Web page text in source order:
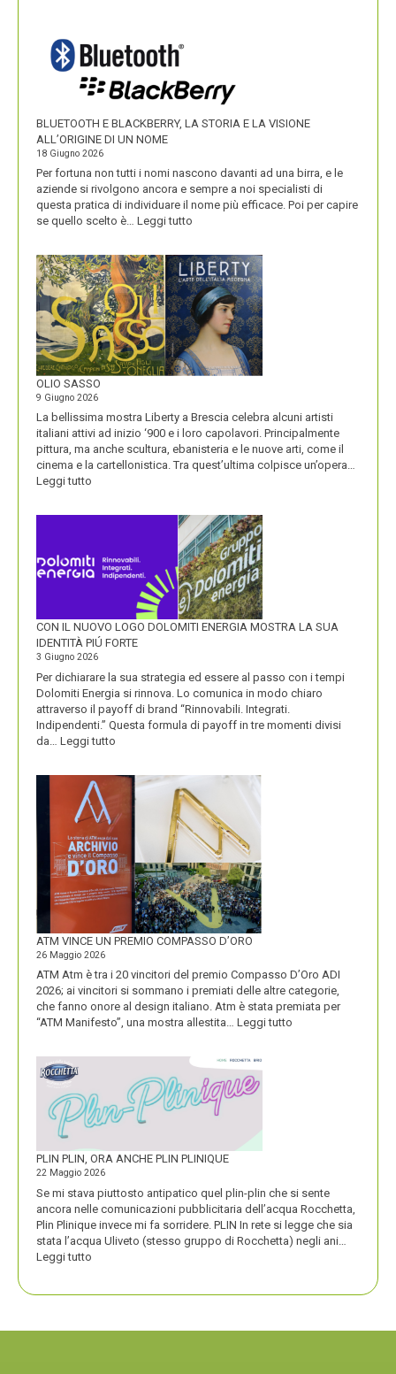
NOMI
DEI
SUOI
PRODOTTI
BLUETOOTH E BLACKBERRY, LA STORIA E LA VISIONE
ALL’ORIGINE DI UN NOME
18 Giugno 2026
Per fortuna non tutti i nomi nascono davanti ad una birra, e le
aziende si rivolgono ancora e sempre a noi specialisti di
questa pratica di individuare il nome più efficace. Poi per capire
se quello scelto è… Leggi tutto
E
BLACKBERRY,
LA
STORIA
E
LA
VISIONE
ALL’ORIGINE
DI
NOME
OLIO SASSO
9 Giugno 2026
La bellissima mostra Liberty a Brescia celebra alcuni artisti
italiani attivi ad inizio ‘900 e i loro capolavori. Principalmente
pittura, ma anche scultura, ebanisteria e le nuove arti, come il
cinema e la cartellonistica. Tra quest’ultima colpisce un’opera…
Leggi tutto
SASSO
CON IL NUOVO LOGO DOLOMITI ENERGIA MOSTRA LA SUA
IDENTITÀ PIÚ FORTE
3 Giugno 2026
Per dichiarare la sua strategia ed essere al passo con i tempi
Dolomiti Energia si rinnova. Lo comunica in modo chiaro
attraverso il payoff di brand “Rinnovabili. Integrati.
Indipendenti.” Questa formula di payoff in tre momenti divisi
da… Leggi tutto
NUOVO
LOGO
DOLOMITI
ENERGIA
MOSTRA
LA
SUA
IDENTITÀ
FORTE
ATM VINCE UN PREMIO COMPASSO D’ORO
26 Maggio 2026
ATM Atm è tra i 20 vincitori del premio Compasso D’Oro ADI
2026; ai vincitori si sommano i premiati delle altre categorie,
che fanno onore al design italiano. Atm è stata premiata per
“ATM Manifesto”, una mostra allestita… Leggi tutto
PLIN PLIN, ORA ANCHE PLIN PLINIQUE
22 Maggio 2026
Se mi stava piuttosto antipatico quel plin-plin che si sente
ancora nelle comunicazioni pubblicitaria dell’acqua Rocchetta,
Plin Plinique invece mi fa sorridere. PLIN In rete si legge che sia
stata l’acqua Uliveto (stesso gruppo di Rocchetta) negli ani…
Leggi tutto